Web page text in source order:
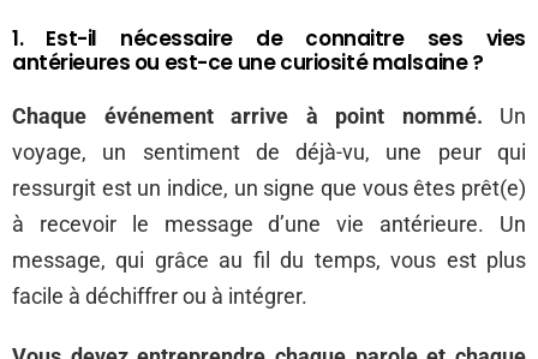
1. Est-il nécessaire de connaitre ses vies
antérieures ou est-ce une curiosité malsaine ?
Chaque événement arrive à point nommé. Un
voyage, un sentiment de déjà-vu, une peur qui
ressurgit est un indice, un signe que vous êtes prêt(e)
à recevoir le message d’une vie antérieure. Un
message, qui grâce au fil du temps, vous est plus
facile à déchiffrer ou à intégrer.